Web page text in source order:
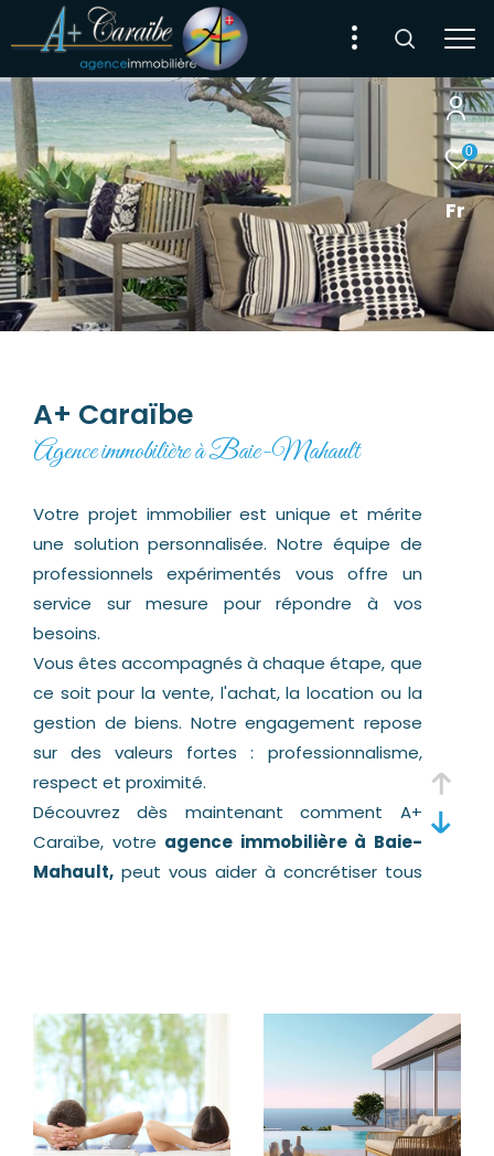
0
Fr
A+ Caraïbe
Agence immobilière à Baie-Mahault
Votre projet immobilier est unique et mérite
une solution personnalisée. Notre équipe de
professionnels expérimentés vous offre un
service sur mesure pour répondre à vos
besoins.
Vous êtes accompagnés à chaque étape, que
ce soit pour la vente, l'achat, la location ou la
gestion de biens. Notre engagement repose
sur des valeurs fortes : professionnalisme,
respect et proximité.
Découvrez dès maintenant comment A+
Caraïbe, votre agence immobilière à Baie-
Mahault, peut vous aider à concrétiser tous
vos projets en Guadeloupe
Transaction immobilière
Vous souhaitez acheter, vendre ou louer un
bien immobilier à Baie-Mahault ou en
Guadeloupe ? A+ Caraïbe met son expertise